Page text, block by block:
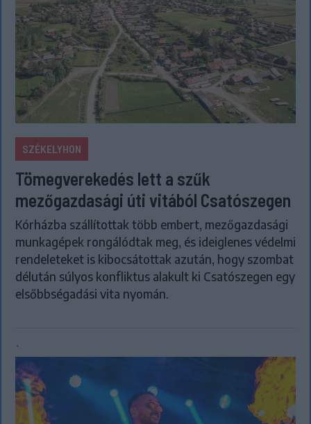
SZÉKELYHON
Tömegverekedés lett a szűk
mezőgazdasági úti vitából Csatószegen
Kórházba szállítottak több embert, mezőgazdasági
munkagépek rongálódtak meg, és ideiglenes védelmi
rendeleteket is kibocsátottak azután, hogy szombat
délután súlyos konfliktus alakult ki Csatószegen egy
elsőbbségadási vita nyomán.
`